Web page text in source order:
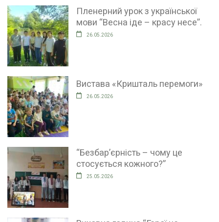
Пленерний урок з української
мови “Весна іде – красу несе”.
26.05.2026
Вистава «Кришталь перемоги»
26.05.2026
“Безбар’єрність – чому це
стосується кожного?”
25.05.2026